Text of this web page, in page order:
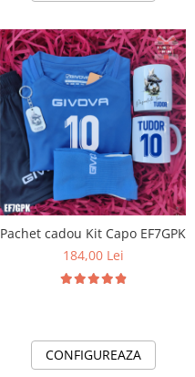
Pachet cadou Kit Capo EF7GPK
184,00 Lei
CONFIGUREAZA